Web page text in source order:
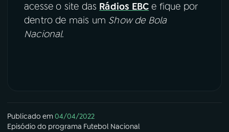
acesse o site das Rádios EBC e fique por
dentro de mais um Show de Bola
Nacional.
Publicado em04/04/2022
Episódio do programa Futebol Nacional